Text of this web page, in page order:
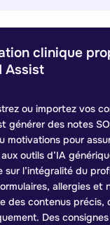
clinique
Assist
ou importez vos
générer des notes
motivations pour
outils d’IA
sur l’intégralité du
allergies et
des contenus précis,
Des consignes